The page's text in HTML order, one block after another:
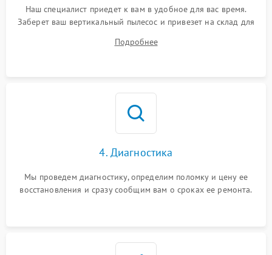
Наш специалист приедет к вам в удобное для вас время.
Заберет ваш вертикальный пылесос и привезет на склад для
Подробнее
4. Диагностика
Мы проведем диагностику, определим поломку и цену ее
восстановления и сразу сообщим вам о сроках ее ремонта.